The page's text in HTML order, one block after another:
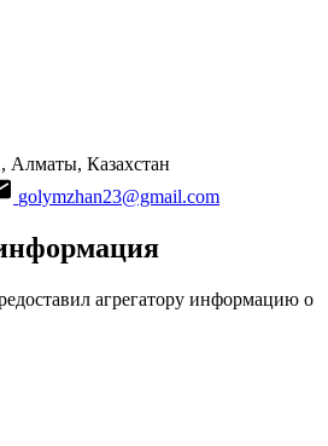
Алматы, Казахстан
golymzhan23@gmail.com
агрегатору информацию о